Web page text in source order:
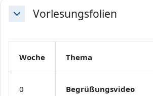
Daralt Vorlesungsfolien
Woche Thema
0 Begrüßungsvideo